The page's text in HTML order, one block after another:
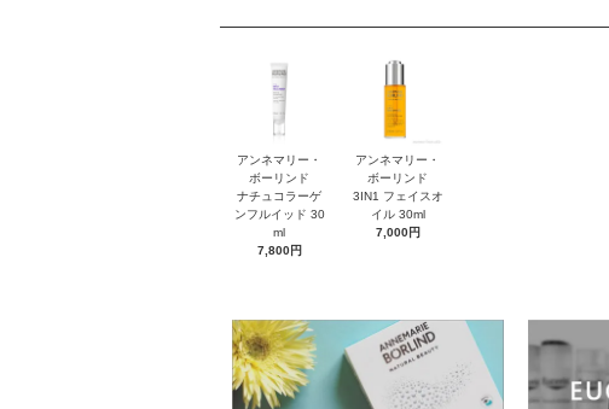
アンネマリー・
ボーリンド
ナチュコラーゲ
ンフルイッド 30
ml
7,800円
アンネマリー・
ボーリンド
3IN1 フェイスオ
イル 30ml
7,000円